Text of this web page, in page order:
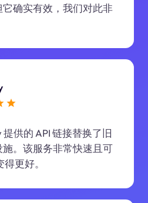
确实有效，我们对此非
提供的 API 链接替换了旧
。该服务非常快速且可
更好。